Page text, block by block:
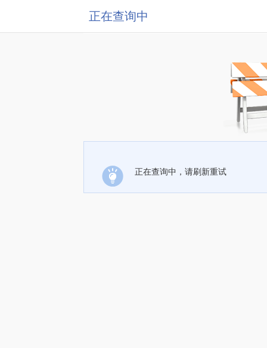
正在查询中
正在查询中，请刷新重试